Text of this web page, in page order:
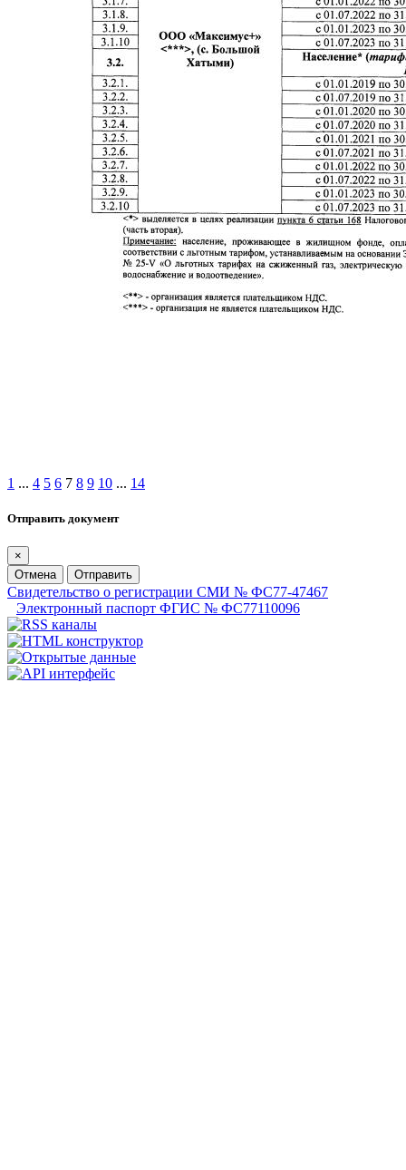
1 ... 4 5 6 7 8 9 10 ... 14
Отправить документ
×
Отмена
Отправить
Свидетельство о регистрации СМИ № ФС77-47467
Электронный паспорт ФГИС № ФС77110096